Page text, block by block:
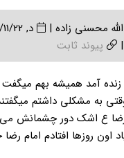
محسنی زاده | د, 1403/11/22 - 23:25
| پیوند ثابت
آمد همیشه بهم
به مشکلی داشتم
رضا ع اشک دور چشمانش
اون روزها افتادم امام